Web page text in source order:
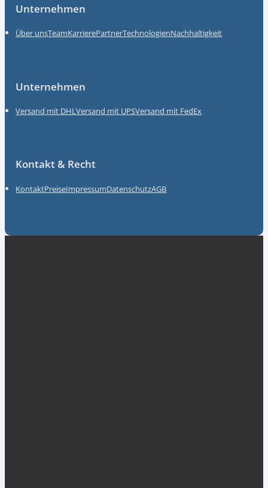
Unternehmen
Über unsTeamKarrierePartnerTechnologienNachhaltigkeit
Unternehmen
Versand mit DHLVersand mit UPSVersand mit FedEx
Kontakt & Recht
KontaktPreiseImpressumDatenschutzAGB